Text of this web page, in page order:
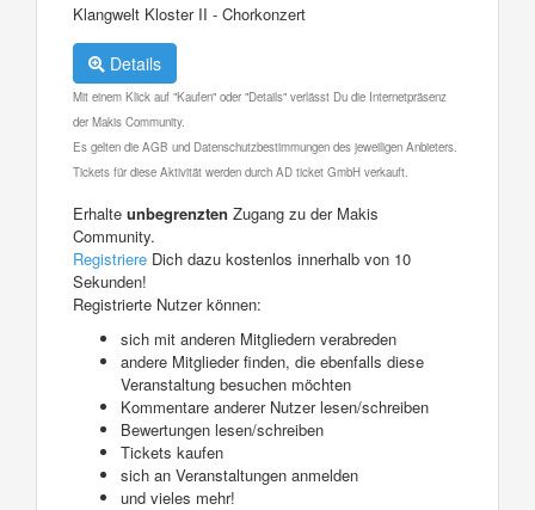
Klangwelt Kloster II - Chorkonzert
Details
Mit einem Klick auf "Kaufen" oder "Details" verlässt Du die Internetpräsenz
der Makis Community.
Es gelten die AGB und Datenschutzbestimmungen des jeweiligen Anbieters.
Tickets für diese Aktivität werden durch AD ticket GmbH verkauft.
Erhalte unbegrenzten Zugang zu der Makis
Community.
Registriere Dich dazu kostenlos innerhalb von 10
Sekunden!
Registrierte Nutzer können:
sich mit anderen Mitgliedern verabreden
andere Mitglieder finden, die ebenfalls diese
Veranstaltung besuchen möchten
Kommentare anderer Nutzer lesen/schreiben
Bewertungen lesen/schreiben
Tickets kaufen
sich an Veranstaltungen anmelden
und vieles mehr!